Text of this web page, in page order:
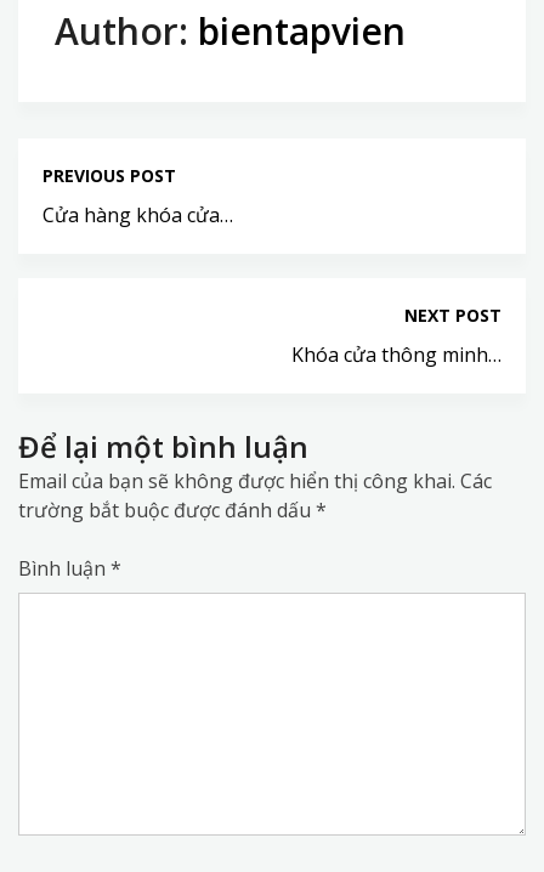
Author: bientapvien
PREVIOUS POST
Cửa hàng khóa cửa…
NEXT POST
Khóa cửa thông minh…
Để lại một bình luận
Email của bạn sẽ không được hiển thị công khai. Các
trường bắt buộc được đánh dấu *
Bình luận *